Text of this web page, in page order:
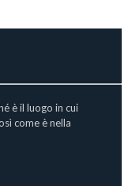
è il luogo in cui
come è nella